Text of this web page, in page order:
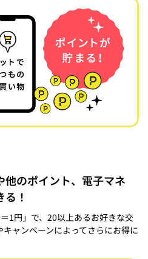
のポイント、電子マネ
！
1円」で、20以上あるお好きな交
ャンペーンによってさらにお得に